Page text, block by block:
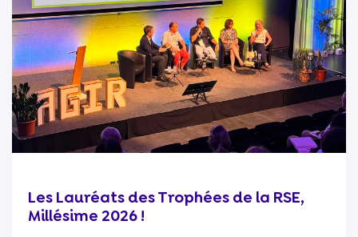
Les Lauréats des Trophées de la RSE,
Millésime 2026 !